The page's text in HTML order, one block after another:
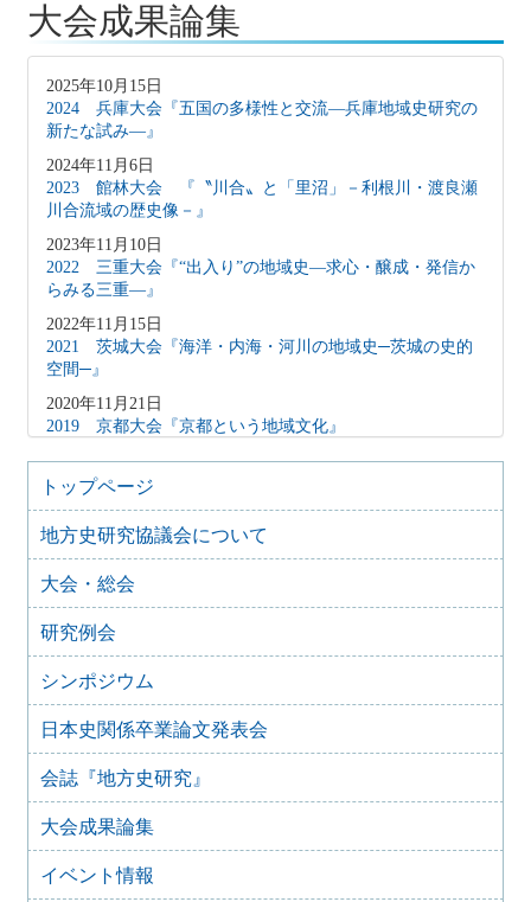
大会成果論集
2025年10月15日
2024 兵庫大会『五国の多様性と交流―兵庫地域史研究の
新たな試み―』
2024年11月6日
2023 館林大会 『〝川合〟と「里沼」－利根川・渡良瀬
川合流域の歴史像－』
2023年11月10日
2022 三重大会『“出入り”の地域史―求心・醸成・発信か
らみる三重―』
2022年11月15日
2021 茨城大会『海洋・内海・河川の地域史─茨城の史的
空間─』
2020年11月21日
2019 京都大会『京都という地域文化』
2019年10月6日
2018 神奈川大会『拠点にみる相武の地域史―鎌倉・小田
原・横浜―』
2018年10月20日
2017 徳島発展の歴史的基盤―「地力」と地域社会―
2017年10月8日
2016 信越国境の歴史像-「間」と「境」の地方史-
2017年4月14日
2015 三河大会『三河―交流からみる地域形成とその変容』
2015年10月25日
2014年 埼玉大会 『北武蔵の地域形成―水と地形が織りな
す歴史像―』
2014年12月12日
2013年 金沢大会 『〝伝統〞の礎―加賀・能登・金沢の地
域史―』
2014年3月14日
トップページ
地方史研究協議会について
大会・総会
研究例会
シンポジウム
日本史関係卒業論文発表会
会誌『地方史研究』
大会成果論集
イベント情報